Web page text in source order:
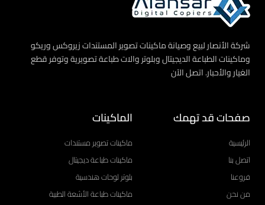
شركة الأنصار لبيع وصيانة ماكينات تصوير المستندات زيروكس وريكو
وماكينات الطباعة الديجيتال وبلوتر والات طباعة تصويرية وتوفر قطع
الغيار والأحبار. اتصل الآن
صفحات قد تهمك
الرئيسية
اتصل بنا
فروعنا
من نحن
الماكينات
ماكينات تصوير مستندات
ماكينات طباعة ديجيتال
بلوتر لوحات هندسية
ماكينات طباعة الأشعة الطبية